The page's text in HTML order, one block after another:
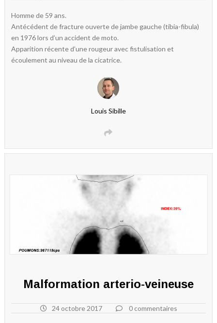
Homme de 59 ans.
Antécédent de fracture ouverte de jambe gauche (tibia-fibula)
en 1976 lors d’un accident de moto.
Apparition récente d’une rougeur avec fistulisation et
écoulement au niveau de la cicatrice.
Louis Sibille
Malformation arterio-veineuse
24 octobre 2017 0 commentaires